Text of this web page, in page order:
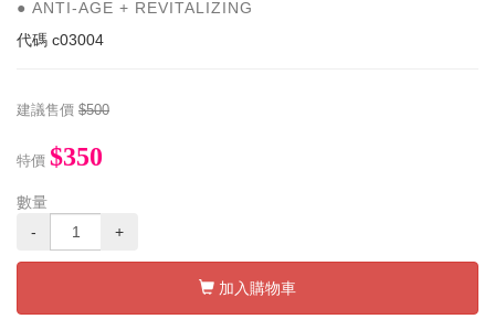
● ANTI-AGE + REVITALIZING
代碼 c03004
建議售價 $500
特價 $350
數量
-
+
加入購物車